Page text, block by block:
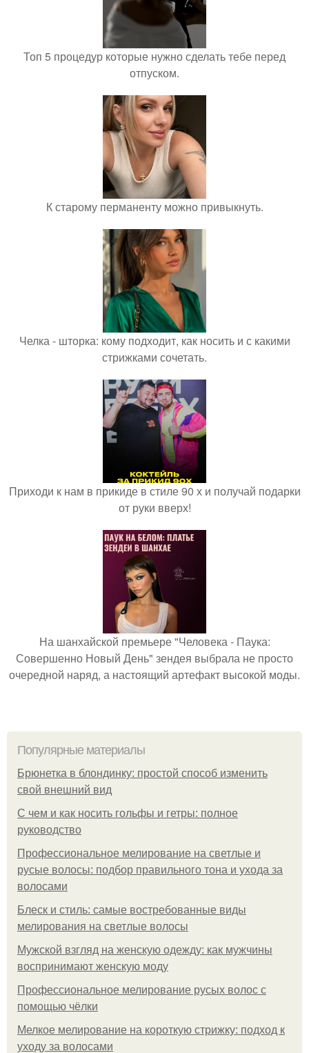
Топ 5 процедур которые нужно сделать тебе перед
отпуском.
К старому перманенту можно привыкнуть.
Челка - шторка: кому подходит, как носить и с какими
стрижками сочетать.
Приходи к нам в прикиде в стиле 90 х и получай подарки
от руки вверх!
На шанхайской премьере "Человека - Паука:
Совершенно Новый День" зендея выбрала не просто
очередной наряд, а настоящий артефакт высокой моды.
Популярные материалы
Брюнетка в блондинку: простой способ изменить
свой внешний вид
С чем и как носить гольфы и гетры: полное
руководство
Профессиональное мелирование на светлые и
русые волосы: подбор правильного тона и ухода за
волосами
Блеск и стиль: самые востребованные виды
мелирования на светлые волосы
Мужской взгляд на женскую одежду: как мужчины
воспринимают женскую моду
Профессиональное мелирование русых волос с
помощью чёлки
Мелкое мелирование на короткую стрижку: подход к
уходу за волосами